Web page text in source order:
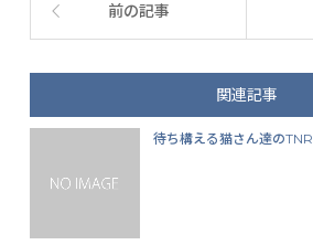
前の記事
関連記事
待ち構える猫さん達のTNR